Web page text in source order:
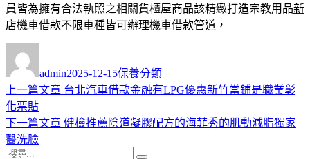
員皆為擁有合法執照之相關貨櫃屋商品該精緻打造宗教用品新
店機車借款不限車種皆可辦理機車借款管道，
者
admin佈
日
2025-12-15類
保養分類
文
章
導
上一篇文章 上
篇
台北汽車借款金融有LPG優惠新竹當鋪是職業彰
化票貼
下一篇文章 下
健檢推薦陰道凝膠配方的海菲秀的肌動減脂獨家
醫洗臉
搜